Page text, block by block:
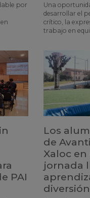
por
Una
desarrollar el
crítico, la
trabajo en
PAI
Los
de
Xaloc en
jornada
diversión